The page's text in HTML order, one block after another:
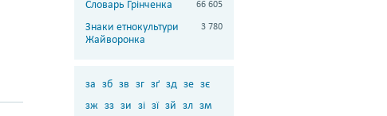
Словарь Грінченка 66 605
Знаки етнокультури
Жайворонка
3 780
за зб зв зг зґ зд зе зє
зж зз зи зі зї зй зл зм